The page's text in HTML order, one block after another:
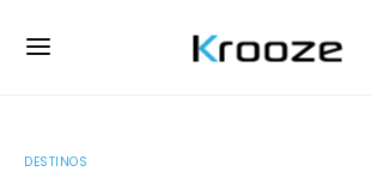
DESTINOS